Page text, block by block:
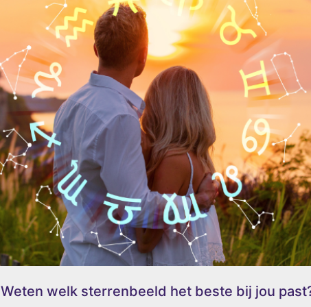
Weten welk sterrenbeeld het beste bij jou